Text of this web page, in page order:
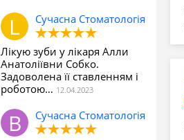
Сучасна Стоматологія
Лікую зуби у лікаря Алли
Анатоліївни Собко.
Задоволена її ставленням і
роботою…
Сучасна Стоматологія